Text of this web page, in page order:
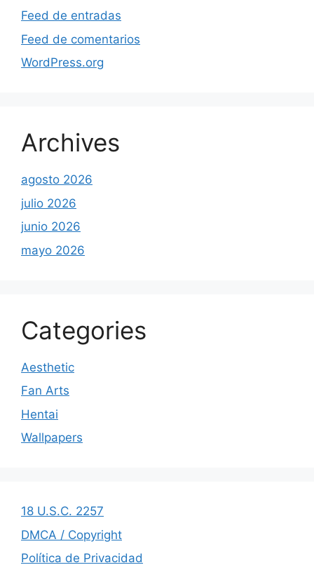
Feed de entradas
Feed de comentarios
WordPress.org
Archives
agosto 2026
julio 2026
junio 2026
mayo 2026
Categories
Aesthetic
Fan Arts
Hentai
Wallpapers
18 U.S.C. 2257
DMCA / Copyright
Política de Privacidad